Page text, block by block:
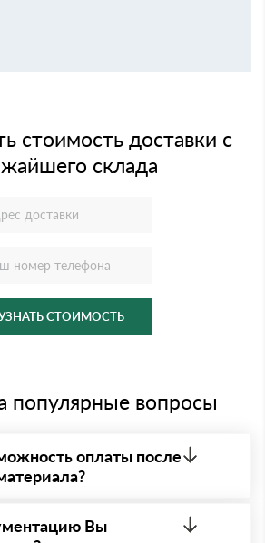
стоимость доставки с
склада
СТОИМОСТЬ
популярные вопросы
оплаты после
получения товара. При этом,
товар был ненадлежащего
Вы